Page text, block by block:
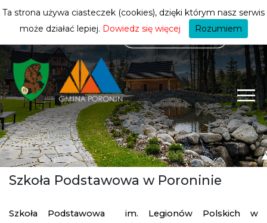
mieszkańca
Szkoła Podstawowa w Poroninie
Szkoła Podstawowa im. Legionów Polskich w
Ta strona używa ciasteczek (cookies), dzięki którym nasz serwis
może działać lepiej. Dowiedz się więcej Rozumiem